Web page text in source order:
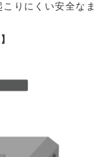
りにくい安全なま